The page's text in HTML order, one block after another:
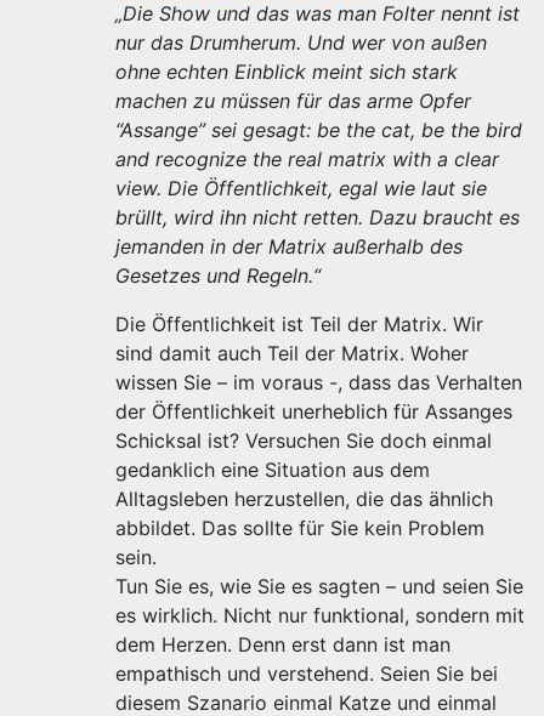
„Die Show und das was man Folter nennt ist
nur das Drumherum. Und wer von außen
ohne echten Einblick meint sich stark
machen zu müssen für das arme Opfer
“Assange” sei gesagt: be the cat, be the bird
and recognize the real matrix with a clear
view. Die Öffentlichkeit, egal wie laut sie
brüllt, wird ihn nicht retten. Dazu braucht es
jemanden in der Matrix außerhalb des
Gesetzes und Regeln.“
Die Öffentlichkeit ist Teil der Matrix. Wir
sind damit auch Teil der Matrix. Woher
wissen Sie – im voraus -, dass das Verhalten
der Öffentlichkeit unerheblich für Assanges
Schicksal ist? Versuchen Sie doch einmal
gedanklich eine Situation aus dem
Alltagsleben herzustellen, die das ähnlich
abbildet. Das sollte für Sie kein Problem
sein.
Tun Sie es, wie Sie es sagten – und seien Sie
es wirklich. Nicht nur funktional, sondern mit
dem Herzen. Denn erst dann ist man
empathisch und verstehend. Seien Sie bei
diesem Szanario einmal Katze und einmal